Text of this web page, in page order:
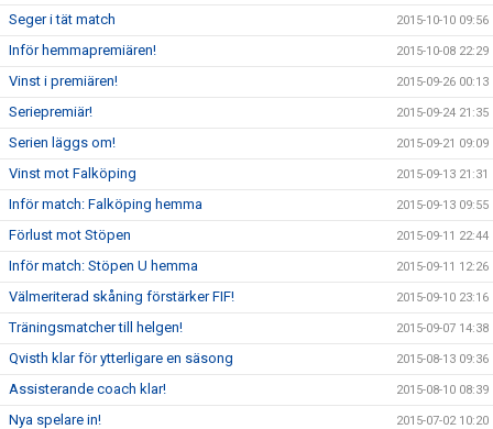
Seger i tät match 2015-10-10 09:56
Inför hemmapremiären! 2015-10-08 22:29
Vinst i premiären! 2015-09-26 00:13
Seriepremiär! 2015-09-24 21:35
Serien läggs om! 2015-09-21 09:09
Vinst mot Falköping 2015-09-13 21:31
Inför match: Falköping hemma 2015-09-13 09:55
Förlust mot Stöpen 2015-09-11 22:44
Inför match: Stöpen U hemma 2015-09-11 12:26
Välmeriterad skåning förstärker FIF! 2015-09-10 23:16
Träningsmatcher till helgen! 2015-09-07 14:38
Qvisth klar för ytterligare en säsong 2015-08-13 09:36
Assisterande coach klar! 2015-08-10 08:39
Nya spelare in! 2015-07-02 10:20